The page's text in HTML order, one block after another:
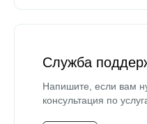
Служба
Напишите, если вам
консультация по